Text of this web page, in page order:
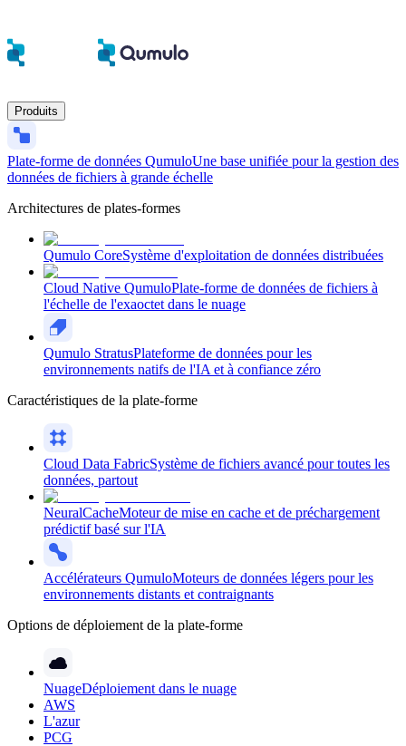
Produits
Plate-forme de données QumuloUne base unifiée pour la gestion des
données de fichiers à grande échelle
Architectures de plates-formes
Qumulo CoreSystème d'exploitation de données distribuées
Cloud Native QumuloPlate-forme de données de fichiers à
l'échelle de l'exaoctet dans le nuage
Qumulo StratusPlateforme de données pour les
environnements natifs de l'IA et à confiance zéro
Caractéristiques de la plate-forme
Cloud Data FabricSystème de fichiers avancé pour toutes les
données, partout
NeuralCacheMoteur de mise en cache et de préchargement
prédictif basé sur l'IA
Accélérateurs QumuloMoteurs de données légers pour les
environnements distants et contraignants
Options de déploiement de la plate-forme
NuageDéploiement dans le nuage
AWS
L'azur
PCG